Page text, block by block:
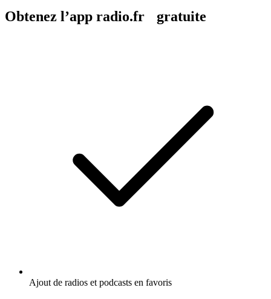
Obtenez l’app radio.fr gratuite
Ajout de radios et podcasts en favoris